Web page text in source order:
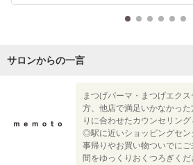
サロンからの一言
まつげパーマ・まつげエク
方、他店で満足いかなかっ
りに合わせたカウンセリン
◎駅に近いショッピングセン
事帰りやお買い物ついでに
間をゆっくりおくつろぎく